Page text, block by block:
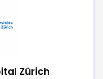
Zürich